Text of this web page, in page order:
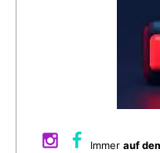
Immer auf